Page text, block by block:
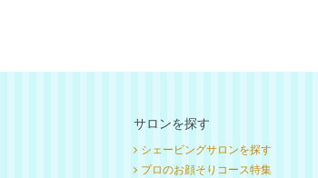
サロンを探す
シェービングサロンを探す
プロのお顔そりコース特集